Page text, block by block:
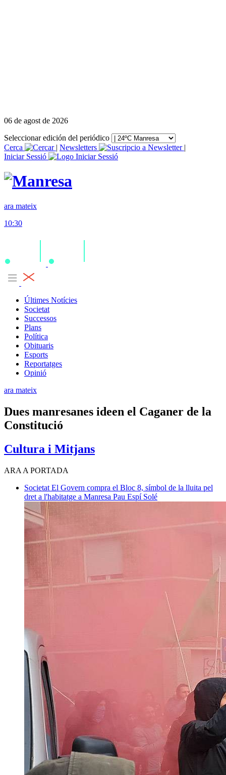
06 de agost de 2026
Seleccionar edición del periódico
Cerca
| Newsletters
|
Iniciar Sessió
ara mateix
10:30
Últimes Notícies
Societat
Successos
Plans
Política
Obituaris
Esports
Reportatges
Opinió
ara mateix
Dues manresanes ideen el Caganer de la
Constitució
Cultura i Mitjans
ARA A PORTADA
Societat El Govern compra el Bloc 8, símbol de la lluita pel
dret a l'habitatge a Manresa Pau Espí Solé